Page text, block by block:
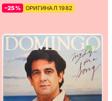
–25% ОРИГИНАЛ 1982